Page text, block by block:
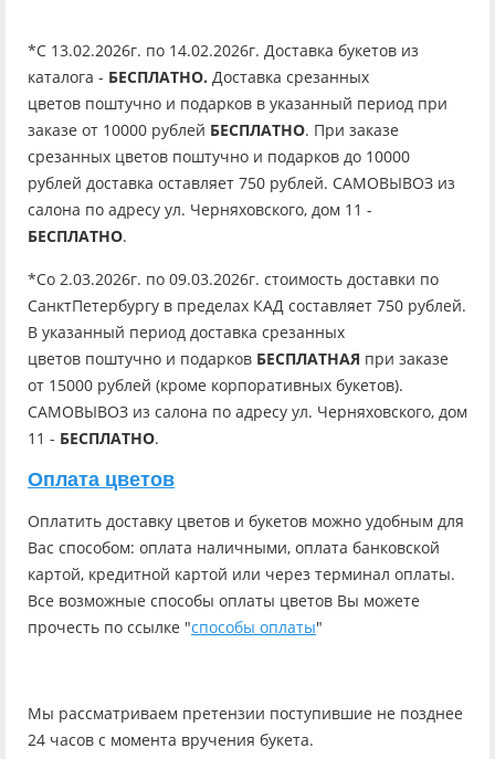
*C 13.02.2026г. по 14.02.2026г. Доставка букетов из
каталога - БЕСПЛАТНО. Доставка срезанных
цветов поштучно и подарков в указанный период при
заказе от 10000 рублей БЕСПЛАТНО. При заказе
срезанных цветов поштучно и подарков до 10000
рублей доставка оставляет 750 рублей. САМОВЫВОЗ из
салона по адресу ул. Черняховского, дом 11 -
БЕСПЛАТНО.
*Со 2.03.2026г. по 09.03.2026г. стоимость доставки по
СанктПетербургу в пределах КАД составляет 750 рублей.
В указанный период доставка срезанных
цветов поштучно и подарков БЕСПЛАТНАЯ при заказе
от 15000 рублей (кроме корпоративных букетов).
САМОВЫВОЗ из салона по адресу ул. Черняховского, дом
11 - БЕСПЛАТНО.
Оплата цветов
Оплатить доставку цветов и букетов можно удобным для
Вас способом: оплата наличными, оплата банковской
картой, кредитной картой или через терминал оплаты.
Все возможные способы оплаты цветов Вы можете
прочесть по ссылке "способы оплаты"
Мы рассматриваем претензии поступившие не позднее
24 часов с момента вручения букета.